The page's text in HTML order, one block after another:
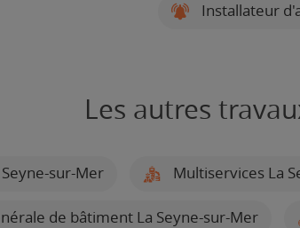
Installateur
Les autres
sur-Mer Multiservices La
de bâtiment La Seyne-sur-Mer